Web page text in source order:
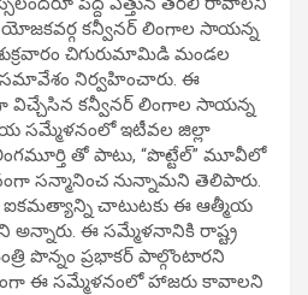
కన్వీనర్ లింగాల సాయన్న
చిగురుమామిడి మండల
నిర్వహించారు. ఈ
విచ్చేసిన కన్వీనర్ లింగాల సాయన్న
సమ్మేళనంలో ఇటీవల జిల్లా
తో పాటు, “పొట్టేల్” మూవీలో
సన్మానించ నున్నామని తెలిపారు.
చాటుటకు ఈ ఆత్మీయ
అన్నారు. ఈ సమ్మేళనానికి రాష్ట్ర
పొన్నం ప్రభాకర్ పాల్గొంటారని
ఈ సమ్మేళనంలో హాజరు కావాలని